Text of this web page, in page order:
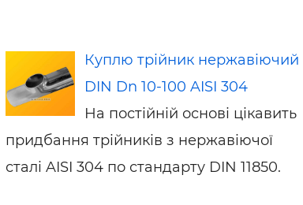
Куплю трійник нержавіючий
DIN Dn 10-100 AISI 304
На постійній основі цікавить
придбання трійників з нержавіючої
сталі AISI 304 по стандарту DIN 11850.